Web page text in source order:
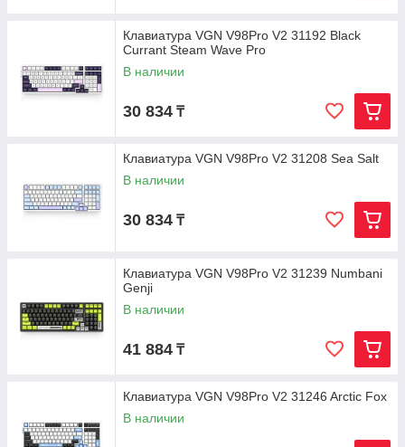
Клавиатура VGN V98Pro V2 31192 Black
Currant Steam Wave Pro
В наличии
30 834 ₸
Клавиатура VGN V98Pro V2 31208 Sea Salt
В наличии
30 834 ₸
Клавиатура VGN V98Pro V2 31239 Numbani
Genji
В наличии
41 884 ₸
Клавиатура VGN V98Pro V2 31246 Arctic Fox
В наличии